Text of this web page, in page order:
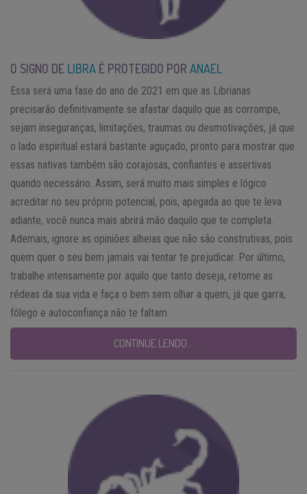
O SIGNO DE LIBRA É PROTEGIDO POR ANAEL
Essa será uma fase do ano de 2021 em que as Librianas
precisarão definitivamente se afastar daquilo que as corrompe,
sejam inseguranças, limitações, traumas ou desmotivações, já que
o lado espiritual estará bastante aguçado, pronto para mostrar que
essas nativas também são corajosas, confiantes e assertivas
quando necessário. Assim, será muito mais simples e lógico
acreditar no seu próprio potencial, pois, apegada ao que te leva
adiante, você nunca mais abrirá mão daquilo que te completa.
Ademais, ignore as opiniões alheias que não são construtivas, pois
quem quer o seu bem jamais vai tentar te prejudicar. Por último,
trabalhe intensamente por aquilo que tanto deseja, retome as
rédeas da sua vida e faça o bem sem olhar a quem, já que garra,
fôlego e autoconfiança não te faltam.
CONTINUE LENDO…